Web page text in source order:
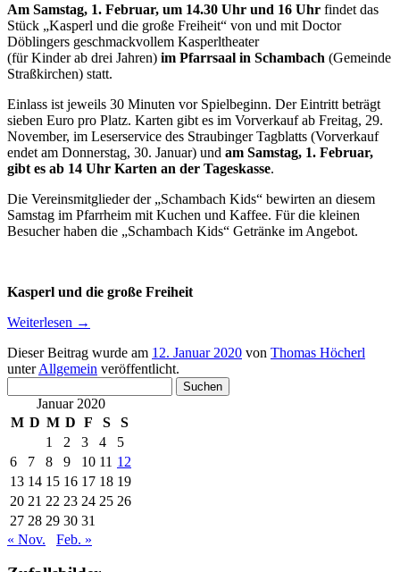
Am Samstag, 1. Februar, um 14.30 Uhr und 16 Uhr findet das
Stück „Kasperl und die große Freiheit“ von und mit Doctor
Döblingers geschmackvollem Kasperltheater
(für Kinder ab drei Jahren) im Pfarrsaal in Schambach (Gemeinde
Straßkirchen) statt.
Einlass ist jeweils 30 Minuten vor Spielbeginn. Der Eintritt beträgt
sieben Euro pro Platz. Karten gibt es im Vorverkauf ab Freitag, 29.
November, im Leserservice des Straubinger Tagblatts (Vorverkauf
endet am Donnerstag, 30. Januar) und am Samstag, 1. Februar,
gibt es ab 14 Uhr Karten an der Tageskasse.
Die Vereinsmitglieder der „Schambach Kids“ bewirten an diesem
Samstag im Pfarrheim mit Kuchen und Kaffee. Für die kleinen
Besucher haben die „Schambach Kids“ Getränke im Angebot.
Kasperl und die große Freiheit
Weiterlesen →
Dieser Beitrag wurde am 12. Januar 2020 von Thomas Höcherl
unterAllgemein veröffentlicht.
nach:Januar 2020
M D M D F S
S
1
2 3 4
5
6
7 8 9 10 11 12
13 14 15 16 17 18 19
20 21 22 23 24 25 26
27 28 29 30 31
« Nov.
Feb. »